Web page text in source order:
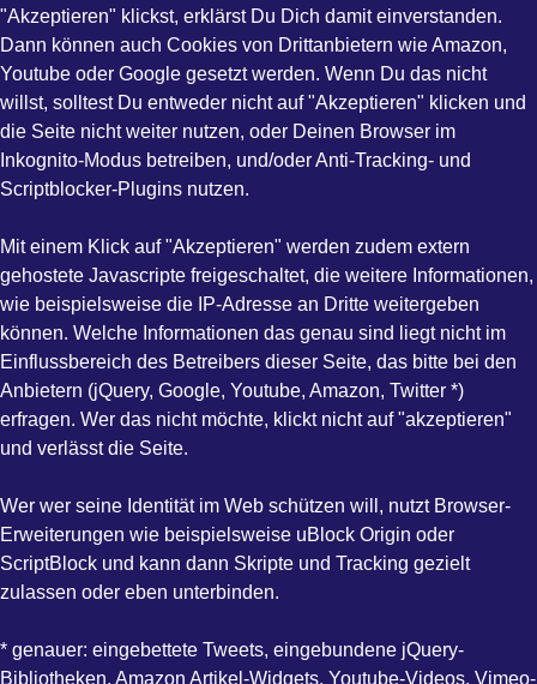
"Akzeptieren" klickst, erklärst Du Dich damit einverstanden.
Dann können auch Cookies von Drittanbietern wie Amazon,
Youtube oder Google gesetzt werden. Wenn Du das nicht
willst, solltest Du entweder nicht auf "Akzeptieren" klicken und
die Seite nicht weiter nutzen, oder Deinen Browser im
Inkognito-Modus betreiben, und/oder Anti-Tracking- und
Scriptblocker-Plugins nutzen.
Mit einem Klick auf "Akzeptieren" werden zudem extern
gehostete Javascripte freigeschaltet, die weitere Informationen,
wie beispielsweise die IP-Adresse an Dritte weitergeben
können. Welche Informationen das genau sind liegt nicht im
Einflussbereich des Betreibers dieser Seite, das bitte bei den
Anbietern (jQuery, Google, Youtube, Amazon, Twitter *)
erfragen. Wer das nicht möchte, klickt nicht auf "akzeptieren"
und verlässt die Seite.
Wer wer seine Identität im Web schützen will, nutzt Browser-
Erweiterungen wie beispielsweise uBlock Origin oder
ScriptBlock und kann dann Skripte und Tracking gezielt
zulassen oder eben unterbinden.
* genauer: eingebettete Tweets, eingebundene jQuery-
Bibliotheken, Amazon Artikel-Widgets, Youtube-Videos, Vimeo-